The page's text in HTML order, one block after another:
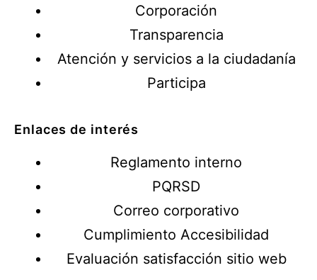
Corporación
Transparencia
Atención y servicios a la ciudadanía
Participa
Enlaces de interés
Reglamento interno
PQRSD
Correo corporativo
Cumplimiento Accesibilidad
Evaluación satisfacción sitio web